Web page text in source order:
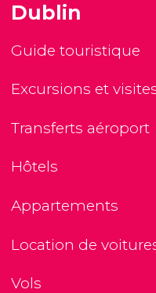
Dublin
Guide touristique
Excursions et
Transferts aéroport
Hôtels
Appartements
Location de
Vols